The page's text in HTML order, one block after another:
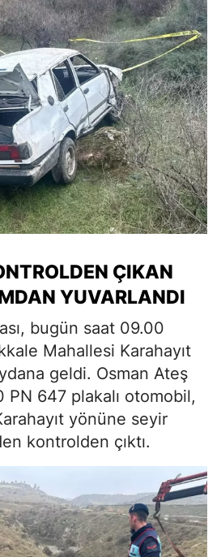
ÇIKAN
YUVARLANDI
bugün saat 09.00
Mahallesi Karahayıt
geldi. Osman Ateş
647 plakalı otomobil,
yönüne seyir
kontrolden çıktı.